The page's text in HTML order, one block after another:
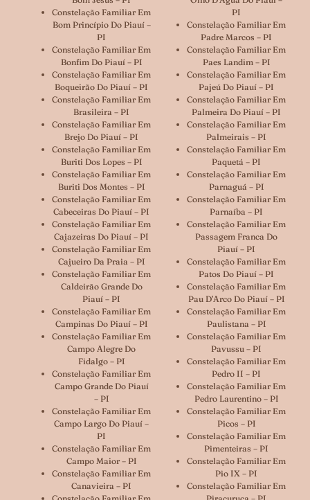
Constelação Familiar Em
Bom Princípio Do Piauí –
PI
Constelação Familiar Em
Bonfim Do Piauí – PI
Constelação Familiar Em
Boqueirão Do Piauí – PI
Constelação Familiar Em
Brasileira – PI
Constelação Familiar Em
Brejo Do Piauí – PI
Constelação Familiar Em
Buriti Dos Lopes – PI
Constelação Familiar Em
Buriti Dos Montes – PI
Constelação Familiar Em
Cabeceiras Do Piauí – PI
Constelação Familiar Em
Cajazeiras Do Piauí – PI
Constelação Familiar Em
Cajueiro Da Praia – PI
Constelação Familiar Em
Caldeirão Grande Do
Piauí – PI
Constelação Familiar Em
Campinas Do Piauí – PI
Constelação Familiar Em
Campo Alegre Do
Fidalgo – PI
Constelação Familiar Em
Campo Grande Do Piauí
– PI
Constelação Familiar Em
Campo Largo Do Piauí –
PI
Constelação Familiar Em
Campo Maior – PI
Constelação Familiar Em
Canavieira – PI
PI
Constelação Familiar Em
Padre Marcos – PI
Constelação Familiar Em
Paes Landim – PI
Constelação Familiar Em
Pajeú Do Piauí – PI
Constelação Familiar Em
Palmeira Do Piauí – PI
Constelação Familiar Em
Palmeirais – PI
Constelação Familiar Em
Paquetá – PI
Constelação Familiar Em
Parnaguá – PI
Constelação Familiar Em
Parnaíba – PI
Constelação Familiar Em
Passagem Franca Do
Piauí – PI
Constelação Familiar Em
Patos Do Piauí – PI
Constelação Familiar Em
Pau D’Arco Do Piauí – PI
Constelação Familiar Em
Paulistana – PI
Constelação Familiar Em
Pavussu – PI
Constelação Familiar Em
Pedro II – PI
Constelação Familiar Em
Pedro Laurentino – PI
Constelação Familiar Em
Picos – PI
Constelação Familiar Em
Pimenteiras – PI
Constelação Familiar Em
Pio IX – PI
Constelação Familiar Em